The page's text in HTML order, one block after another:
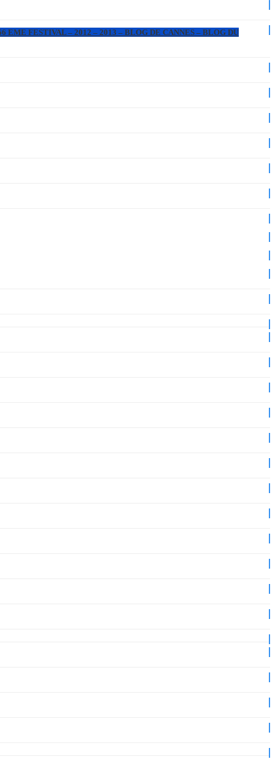
FESTIVAL – 2012 – 2013 – BLOG DE CANNES – BLOG DU